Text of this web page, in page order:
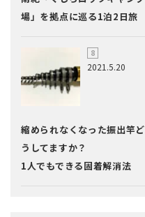
場」を拠点に巡る1泊2日旅
2021.5.20
縮められなくなった振出竿ど
うしてますか？
1人でもできる固着解消法